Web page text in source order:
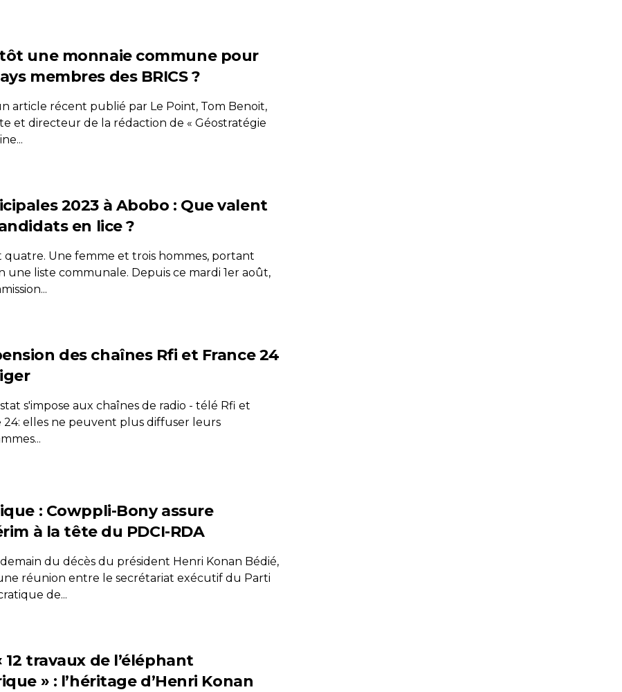
une monnaie commune pour
membres des BRICS ?
article récent publié par Le Point, Tom Benoit,
et directeur de la rédaction de « Géostratégie
2023 à Abobo : Que valent
en lice ?
quatre. Une femme et trois hommes, portant
une liste communale. Depuis ce mardi 1er août,
des chaînes Rfi et France 24
s'impose aux chaînes de radio - télé Rfi et
24: elles ne peuvent plus diffuser leurs
: Cowppli-Bony assure
à la tête du PDCI-RDA
du décès du président Henri Konan Bédié,
réunion entre le secrétariat exécutif du Parti
de...
12 travaux de l’éléphant
» : l’héritage d’Henri Konan